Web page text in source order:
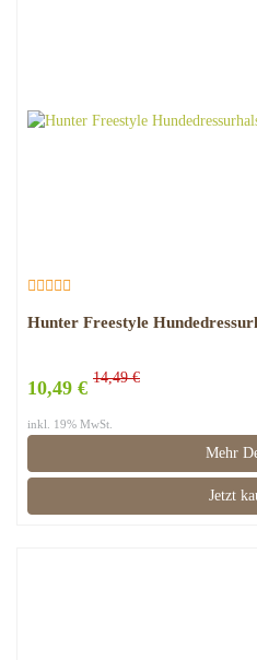
Hunter Freestyle
10,49 € 14,49 €
inkl. 19% MwSt.
Mehr
Jetzt